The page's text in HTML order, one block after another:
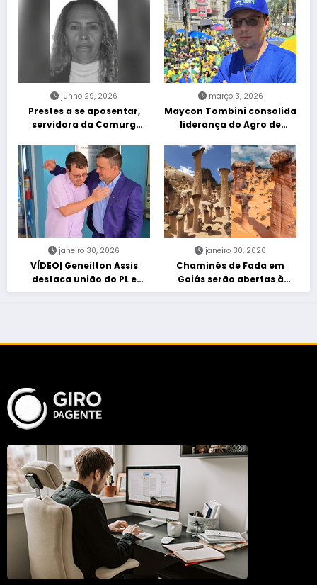
junho 29, 2026
Prestes a se aposentar,
servidora da Comurg
entra em protocolo de
morte encefálica
março 3, 2026
Maycon Tombini consolida
liderança do Agro de
“Acorda Brasil” em Goiânia
janeiro 30, 2026
VÍDEO| Geneilton Assis
destaca união do PL e
consolidação de apoio a
Maycon Tombini em Jataí
janeiro 30, 2026
Chaminés de Fada em
Goiás serão abertas à
visitação controlada